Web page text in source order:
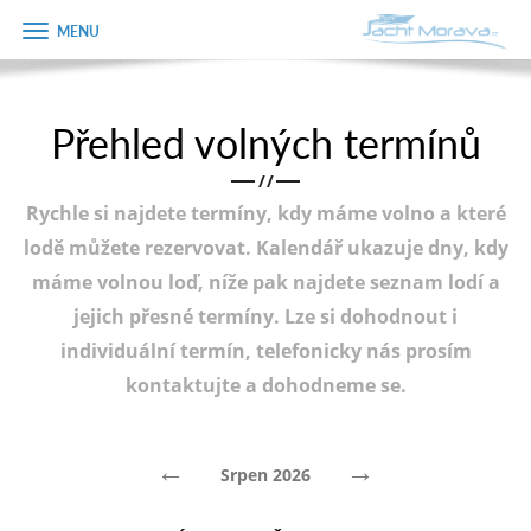
Úvodní strana
Plán plavby
Tipy na výlet
Fotogalerie
Zobrazit
menu
Přehled volných termínů
/ /
Rychle si najdete termíny, kdy máme volno a které
lodě můžete rezervovat. Kalendář ukazuje dny, kdy
máme volnou loď, níže pak najdete seznam lodí a
jejich přesné termíny. Lze si dohodnout i
individuální termín, telefonicky nás prosím
kontaktujte a dohodneme se.
← Srpen 2026 →
Objednávka
dárkového
Jméno
Telefon
E-mail